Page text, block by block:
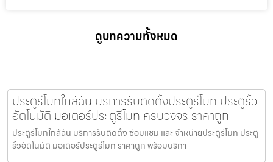
ดูบทความทั้งหมด
ประตูรีโมทใกล้ฉัน บริการรับติดตั้งประตูรีโมท ประตูรั้ว
อัตโนมัติ มอเตอร์ประตูรีโมท ครบวงจร ราคาถูก
ประตูรีโมทใกล้ฉัน บริการรับติดตั้ง ซ่อมแซม และ จำหน่ายประตูรีโมท ประตู
รั้วอัตโนมัติ มอเตอร์ประตูรีโมท ราคาถูก พร้อมบริกา